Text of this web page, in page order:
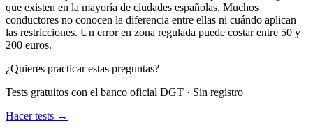
que existen en la mayoría de ciudades españolas. Muchos
conductores no conocen la diferencia entre ellas ni cuándo aplican
las restricciones. Un error en zona regulada puede costar entre 50 y
200 euros.
¿Quieres practicar estas preguntas?
Tests gratuitos con el banco oficial DGT · Sin registro
Hacer tests →